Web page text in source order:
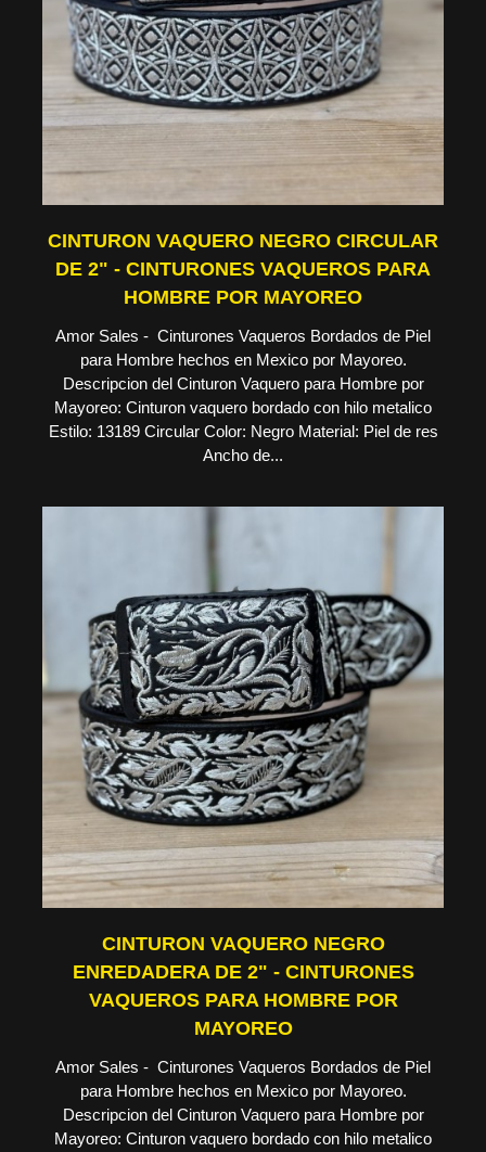
CINTURON VAQUERO NEGRO CIRCULAR
DE 2" - CINTURONES VAQUEROS PARA
HOMBRE POR MAYOREO
Amor Sales - Cinturones Vaqueros Bordados de Piel
para Hombre hechos en Mexico por Mayoreo.
Descripcion del Cinturon Vaquero para Hombre por
Mayoreo: Cinturon vaquero bordado con hilo metalico
Estilo: 13189 Circular Color: Negro Material: Piel de res
Ancho de...
CINTURON VAQUERO NEGRO
ENREDADERA DE 2" - CINTURONES
VAQUEROS PARA HOMBRE POR
MAYOREO
Amor Sales - Cinturones Vaqueros Bordados de Piel
para Hombre hechos en Mexico por Mayoreo.
Descripcion del Cinturon Vaquero para Hombre por
Mayoreo: Cinturon vaquero bordado con hilo metalico